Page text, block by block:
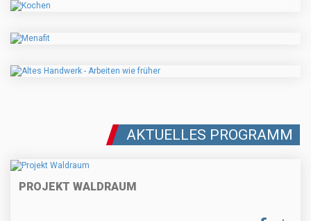
AKTUELLES PROGRAMM
PROJEKT WALDRAUM